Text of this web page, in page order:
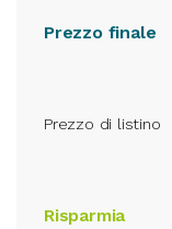
Prezzo finale
Prezzo di listino
Risparmia